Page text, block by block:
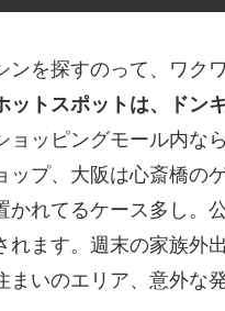
ンを探すのって、ワク
ットスポットは、ドン
ョッピングモール内な
ップ、大阪は心斎橋の
かれてるケース多し。
れます。週末の家族外
いのエリア、意外な